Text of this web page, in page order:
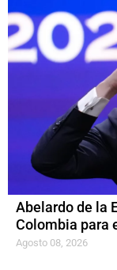
Abelardo de la
Colombia para
Agosto 08, 2026